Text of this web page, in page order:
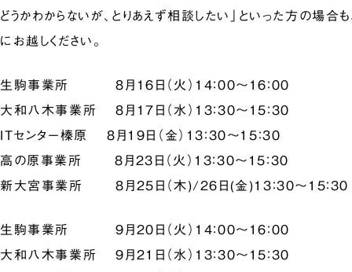
どうかわからないが、とりあえず相談したい」といった方の場合
にお越しください。
生駒事業所 8月16日（火）14：00～16：00
大和八木事業所 8月17日（水）13：30～15：30
ITセンター榛原 8月19日（金）13：30～15：30
高の原事業所 8月23日（火）13：30～15：30
新大宮事業所 8月25日（木)/26日(金)13：30～15：30
生駒事業所 9月20日（火）14：00～16：00
大和八木事業所 9月21日（水）13：30～15：30